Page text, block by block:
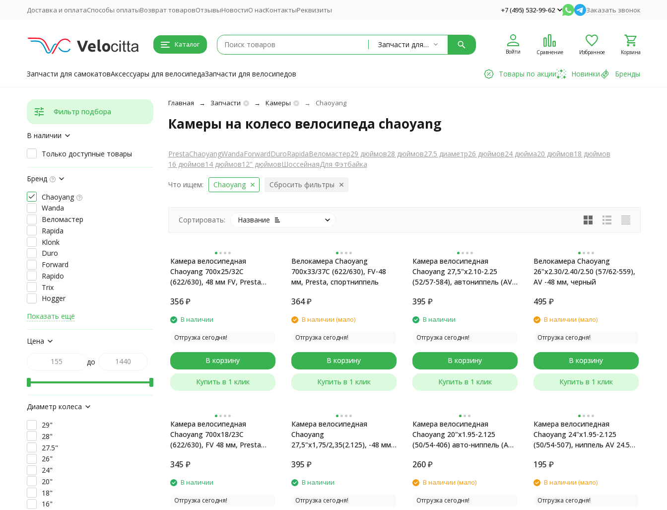
Доставка и оплатаСпособы оплатыВозврат товаровОтзывыНовостиО насКонтактыРеквизиты +7 (495) 532-99-62 Заказать звонок
Каталог Запчасти для велосипедов
Войти Сравнение Избранное Корзина
Запчасти для самокатовАксессуары для велосипедаЗапчасти для велосипедов Товары по акции Новинки Бренды
Главная Запчасти Камеры Chaoyang
Камеры на колесо велосипеда chaoyang
PrestaChaoyangWandaForwardDuroRapidaВеломастер29 дюймов28 дюймов27.5 диаметр26 дюймов24 дюйма20 дюймов18 дюймов
16 дюймов14 дюймов12" дюймовШоссейнаяДля Фэтбайка
Что ищем: Chaoyang Сбросить фильтры
Сортировать: Название
Камера велосипедная
Chaoyang 700x25/32C
(622/630), 48 мм FV, Presta
356 ₽
В наличии
Отгрузка сегодня!
В корзину
Купить в 1 клик
Велокамера Chaoyang
700x33/37C (622/630), FV-48
мм, Presta, спортниппель
364 ₽
В наличии (мало)
Отгрузка сегодня!
В корзину
Купить в 1 клик
Камера велосипедная
Chaoyang 27,5"x2.10-2.25
(52/57-584), автониппель (AV)
395 ₽
В наличии
Отгрузка сегодня!
В корзину
Купить в 1 клик
Велокамера Chaoyang
26"x2.30/2.40/2.50 (57/62-559),
AV -48 мм, черный
495 ₽
В наличии (мало)
Отгрузка сегодня!
В корзину
Купить в 1 клик
Камера велосипедная
Chaoyang 700x18/23C
(622/630), FV 48 мм, Presta
345 ₽
В наличии
Отгрузка сегодня!
Камера велосипедная
Chaoyang
27,5"x1,75/2,35(2.125), -48 мм
395 ₽
В наличии
Отгрузка сегодня!
Камера велосипедная
Chaoyang 20"x1.95-2.125
(50/54-406) авто-ниппель (AV)
260 ₽
В наличии (мало)
Отгрузка сегодня!
Камера велосипедная
Chaoyang 24"x1.95-2.125
(50/54-507), ниппель AV 24.5
195 ₽
В наличии (мало)
Отгрузка сегодня!
Фильтр подбора
В наличии
Только доступные товары
Бренд
Chaoyang
Wanda
Веломастер
Rapida
Klonk
Duro
Forward
Rapido
Trix
Hogger
Показать ещё
Цена
до
Диаметр колеса
29"
28"
27.5"
26"
24"
20"
18"
16"